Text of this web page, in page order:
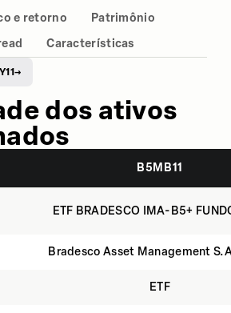
e retorno
Patrimônio
Características
→
dos ativos
B5MB11
ETF BRADESCO IMA-B5+
Bradesco Asset Management
ETF